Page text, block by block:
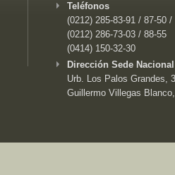
Teléfonos
(0212) 285-83-91 / 87-50 /
(0212) 286-73-03 / 88-55
(0414) 150-32-30
Dirección Sede
Urb. Los Palos Grandes,
Guillermo Villegas